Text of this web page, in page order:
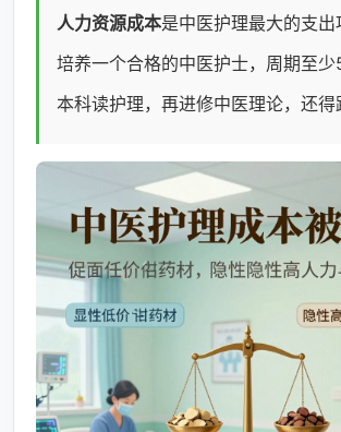
人力资源成本是中医护理最大的支出
培养一个合格的中医护士，周期至
本科读护理，再进修中医理论，还得